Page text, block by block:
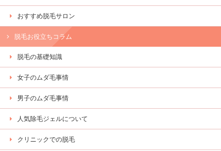
おすすめ脱毛サロン
脱毛お役立ちコラム
脱毛の基礎知識
女子のムダ毛事情
男子のムダ毛事情
人気除毛ジェルについて
クリニックでの脱毛